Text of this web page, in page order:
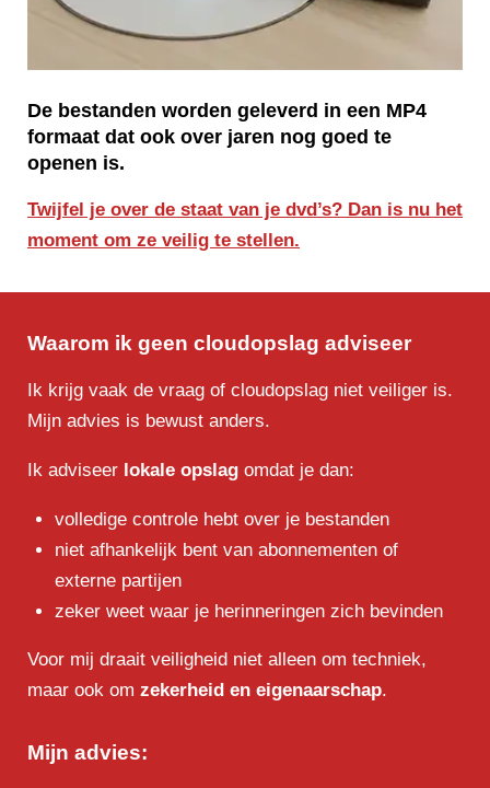
De bestanden worden geleverd in een MP4
formaat dat ook over jaren nog goed te
openen is.
Twijfel je over de staat van je dvd’s? Dan is nu het
moment om ze veilig te stellen.
Waarom ik geen cloudopslag adviseer
Ik krijg vaak de vraag of cloudopslag niet veiliger is.
Mijn advies is bewust anders.
Ik adviseer lokale opslag omdat je dan:
volledige controle hebt over je bestanden
niet afhankelijk bent van abonnementen of
externe partijen
zeker weet waar je herinneringen zich bevinden
Voor mij draait veiligheid niet alleen om techniek,
maar ook om zekerheid en eigenaarschap.
Mijn advies: